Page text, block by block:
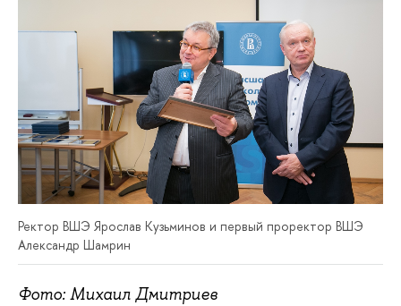
Ректор ВШЭ Ярослав Кузьминов и первый проректор ВШЭ
Александр Шамрин
Фото: Михаил Дмитриев